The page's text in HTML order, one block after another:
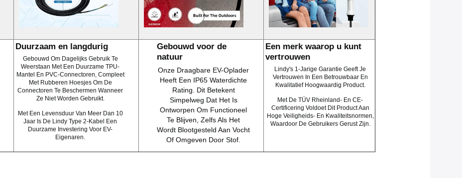
Duurzaam en langdurig
Gebouwd Om Dagelijks Gebruik Te
Weerstaan Met Een Duurzame TPU-
Mantel En PVC-Connectoren, Compleet
Met Rubberen Hoesjes Om De
Connectoren Te Beschermen Wanneer
Ze Niet Worden Gebruikt.
Met Een Levensduur Van Meer Dan 10
Jaar Is De Lindy Type 2-Kabel Een
Duurzame Investering Voor EV-
Eigenaren.
Gebouwd voor de
natuur
Onze Draagbare EV-Oplader
Heeft Een IP65 Waterdichte
Rating. Dit Betekent
Simpelweg Dat Het Is
Ontworpen Om Functioneel
Te Blijven, Zelfs Als Het
Wordt Blootgesteld Aan Vocht
Of Omgeven Door Stof.
Een merk waarop u kunt
vertrouwen
Lindy's 1-Jarige Garantie Geeft Je
Vertrouwen In Een Betrouwbaar En
Kwalitatief Hoogwaardig Product.
Met De TÜV Rheinland- En CE-
Certificering Voldoet Dit Product Aan
Hoge Veiligheids- En Kwaliteitsnormen,
Waardoor De Gebruikers Gerust Zijn.